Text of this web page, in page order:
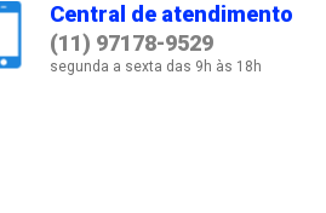
Central de atendimento
(11) 97178-9529
segunda a sexta das 9h às 18h